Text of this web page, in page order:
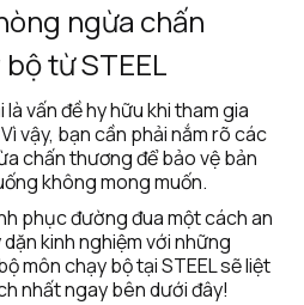
ngừa chấn
từ STEEL
vấn đề hy hữu khi tham gia
vậy, bạn cần phải nắm rõ các
chấn thương để bảo vệ bản
không mong muốn.
phục đường đua một cách an
kinh nghiệm với những
môn chạy bộ tại STEEL sẽ liệt
nhất ngay bên dưới đây!